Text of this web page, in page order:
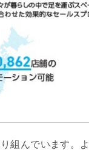
組んでいます。